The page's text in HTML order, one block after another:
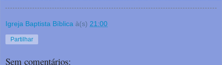
Igreja Baptista Bíblica à(s) 21:00
Partilhar
Sem comentários: